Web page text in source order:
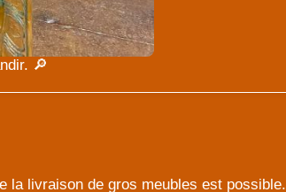
🔎
la livraison de gros meubles est possible.